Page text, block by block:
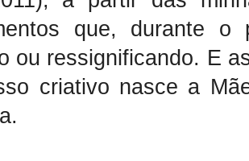
que, durante
ou ressignificando. E
criativo nasce a